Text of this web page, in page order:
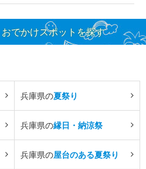
でかけスポットを探す
兵庫県の夏祭り
兵庫県の縁日・納涼祭
兵庫県の屋台のある夏祭り